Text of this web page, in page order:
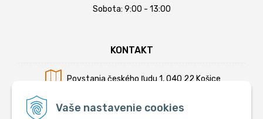
Vaše nastavenie cookies
Sobota: 9:00 - 13:00
KONTAKT
Povstania českého ľudu 1, 040 22 Košice
Mobil:+421 902 794 355